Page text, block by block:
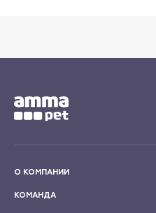
О КОМПАНИИ
КОМАНДА